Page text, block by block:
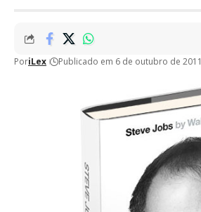
PoriLex Publicado em 6 de outubro de 2011